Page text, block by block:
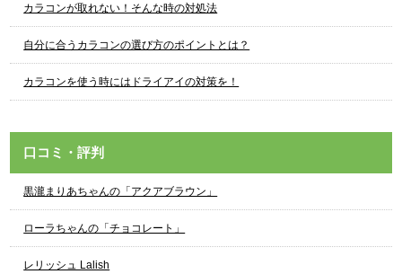
カラコンが取れない！そんな時の対処法
自分に合うカラコンの選び方のポイントとは？
カラコンを使う時にはドライアイの対策を！
口コミ・評判
黒瀧まりあちゃんの「アクアブラウン」
ローラちゃんの「チョコレート」
レリッシュ Lalish